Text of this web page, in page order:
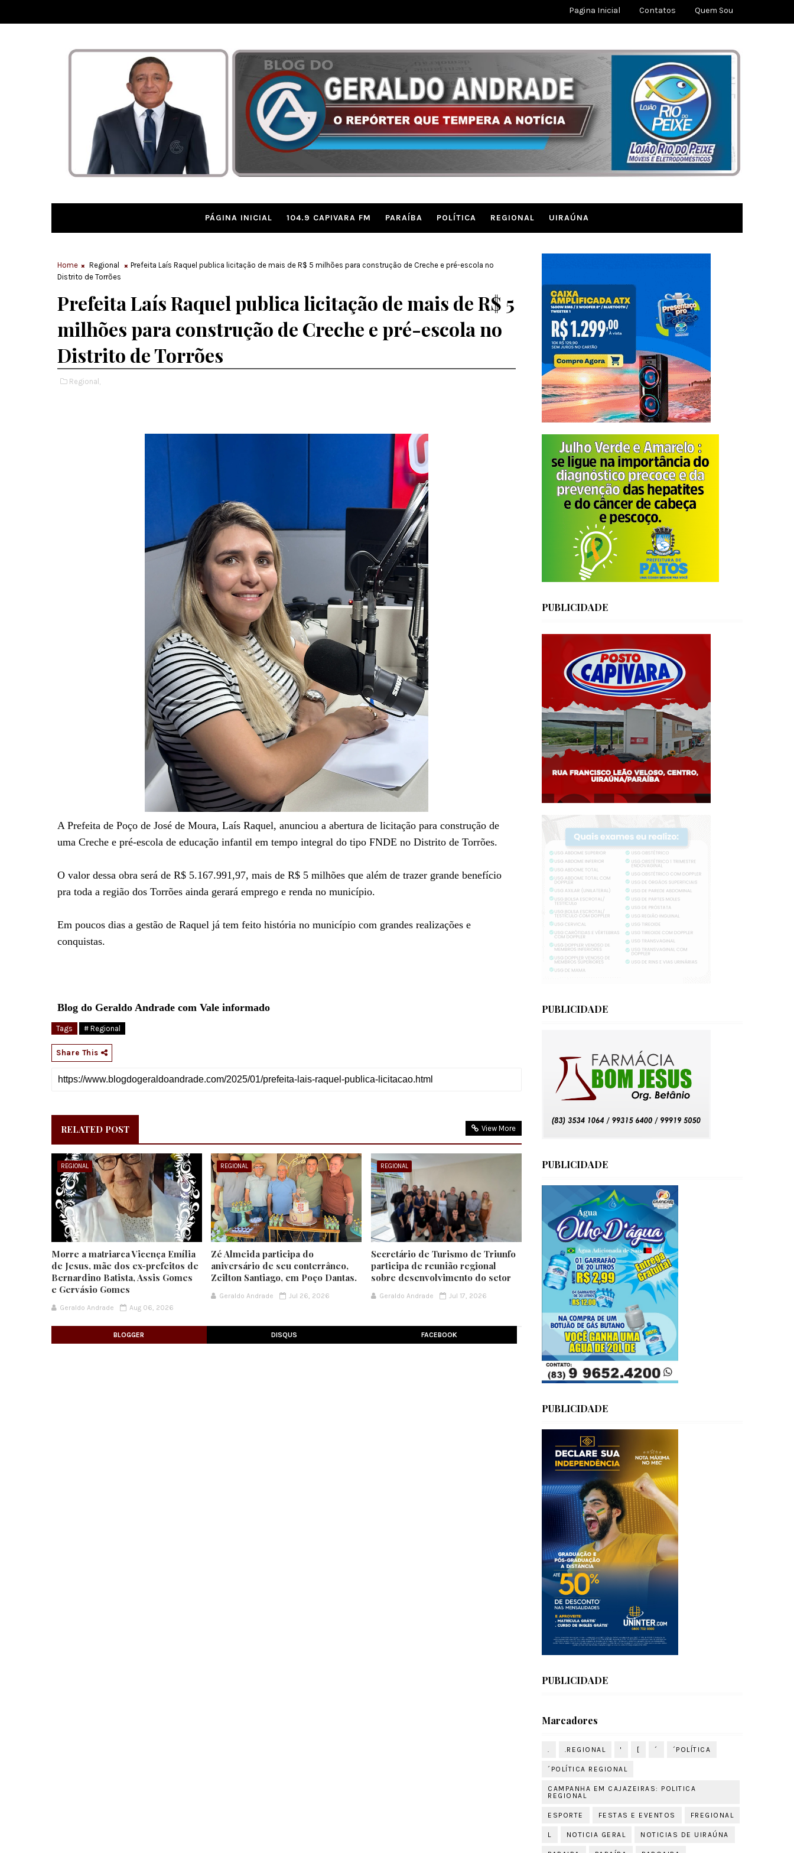
Pagina Inicial Contatos Quem Sou
PÁGINA INICIAL 104.9 CAPIVARA FM PARAÍBA POLÍTICA REGIONAL UIRAÚNA
Home Regional
Prefeita Laís Raquel publica licitação de mais de R$ 5 milhões para construção de Creche e pré-escola no
Distrito de Torrões
Prefeita Laís Raquel publica licitação de mais de R$ 5
milhões para construção de Creche e pré-escola no
Distrito de Torrões
Regional,
A Prefeita de Poço de José de Moura, Laís Raquel, anunciou a abertura de licitação para construção de
uma Creche e pré-escola de educação infantil em tempo integral do tipo FNDE no Distrito de Torrões.
O valor dessa obra será de R$ 5.167.991,97, mais de R$ 5 milhões que além de trazer grande benefício
pra toda a região dos Torrões ainda gerará emprego e renda no município.
Em poucos dias a gestão de Raquel já tem feito história no município com grandes realizações e
conquistas.
Blog do Geraldo Andrade com Vale informado
Tags # Regional
Share This
RELATED POST View More
REGIONAL
Morre a matriarca Vicença Emília
de Jesus, mãe dos ex-prefeitos de
Bernardino Batista, Assis Gomes
e Gervásio Gomes
Geraldo Andrade Aug 06, 2026
REGIONAL
Zé Almeida participa do
aniversário de seu conterrâneo,
Zeilton Santiago, em Poço Dantas.
Geraldo Andrade Jul 26, 2026
REGIONAL
Secretário de Turismo de Triunfo
participa de reunião regional
sobre desenvolvimento do setor
Geraldo Andrade Jul 17, 2026
BLOGGER DISQUS FACEBOOK
PUBLICIDADE
PUBLICIDADE
PUBLICIDADE
PUBLICIDADE
PUBLICIDADE
Marcadores
. .REGIONAL ' [ ´ ´POLÍTICA
´POLÍTICA REGIONAL
CAMPANHA EM CAJAZEIRAS: POLITICA
REGIONAL
ESPORTE FESTAS E EVENTOS FREGIONAL
L NOTICIA GERAL NOTICIAS DE UIRAÚNA